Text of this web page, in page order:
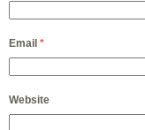
Email *
Website